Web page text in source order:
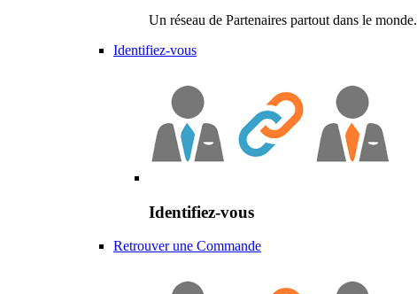
Un réseau de Partenaires partout dans le monde.
Identifiez-vous
Identifiez-vous
Retrouver une Commande